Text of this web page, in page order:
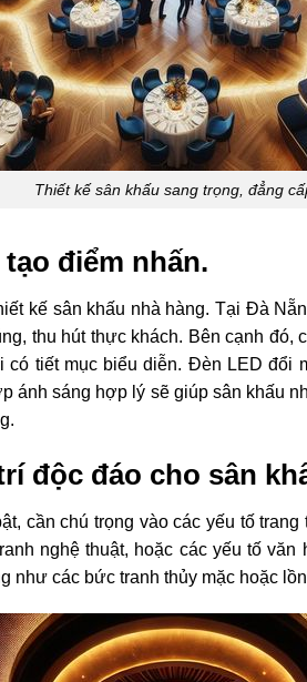
Thiết kế sân khấu sang trọng, đẳng
điểm nhấn.
kế sân khấu nhà hàng. Tại Đà
thu hút thực khách. Bên cạnh đó,
có tiết mục biểu diễn. Đèn LED đổi
ánh sáng hợp lý sẽ giúp sân khấu
độc đáo cho sân
cần chú trọng vào các yếu tố
nghệ thuật, hoặc các yếu tố
như các bức tranh thủy mặc hoặc